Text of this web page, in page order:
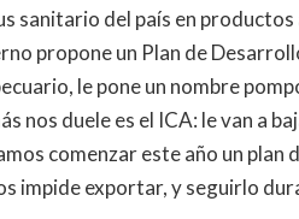
sanitario del país en
propone un Plan de
le pone un nombre
nos duele es el ICA: le van a
comenzar este año un plan
impide exportar, y seguirlo